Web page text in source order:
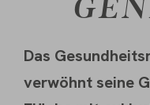
Das
verwöhnt seine